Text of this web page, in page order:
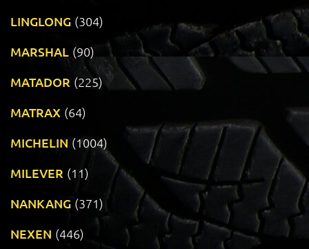
LINGLONG (304)
MARSHAL (90)
MATADOR (225)
MATRAX (64)
MICHELIN (1004)
MILEVER (11)
NANKANG (371)
NEXEN (446)